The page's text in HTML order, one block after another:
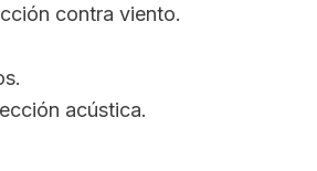
contra viento.
acústica.